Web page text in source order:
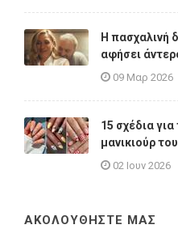
Η πασχαλινή
αφήσει
09 Μαρ 2026
15 σχέδια
μανικιούρ
02 Ιουν 2026
ΑΚΟΛΟΥΘΗΣΤΕ ΜΑΣ